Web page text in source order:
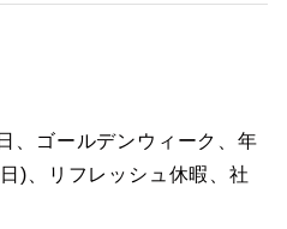
、ゴールデンウィーク、年
)、リフレッシュ休暇、社